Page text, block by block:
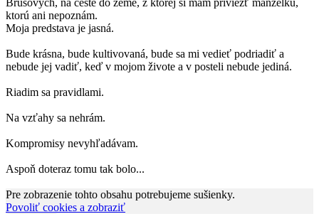
ktorú ani nepoznám.
Moja predstava je jasná.
Bude krásna, bude kultivovaná, bude sa mi vedieť podriadiť a
nebude jej vadiť, keď v mojom živote a v posteli nebude jediná.
Riadim sa pravidlami.
Na vzťahy sa nehrám.
Kompromisy nevyhľadávam.
Aspoň doteraz tomu tak bolo...
Pre zobrazenie tohto obsahu potrebujeme sušienky.
Povoliť cookies a zobraziť